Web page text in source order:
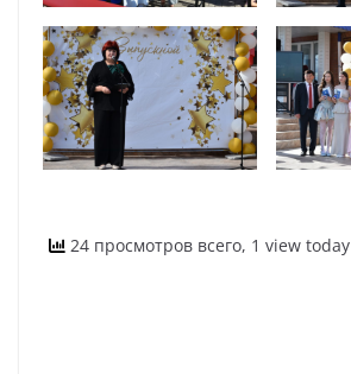
24 просмотров всего, 1 view today